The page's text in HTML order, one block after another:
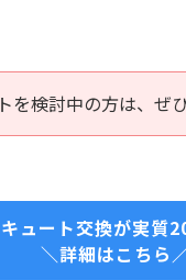
を検討中の方は、ぜ
ュート交換が実質
＼詳細はこちら